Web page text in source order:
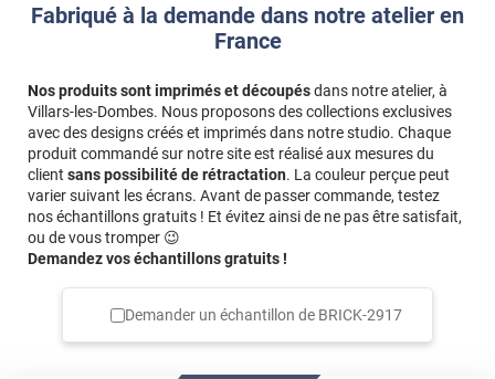
Fabriqué à la demande dans notre atelier en
France
Nos produits sont imprimés et découpésdans notre atelier, à
Villars-les-Dombes. Nous proposons des collections exclusives
avec des designs créés et imprimés dans notre studio. Chaque
produit commandé sur notre site est réalisé aux mesures du
client sans possibilité de rétractation. La couleur perçue peut
varier suivant les écrans. Avant de passer commande, testez
nos échantillons gratuits ! Et évitez ainsi de ne pas être satisfait,
ou de vous tromper 😉
Demandez vos échantillons gratuits !
Demander un échantillon de BRICK-2917